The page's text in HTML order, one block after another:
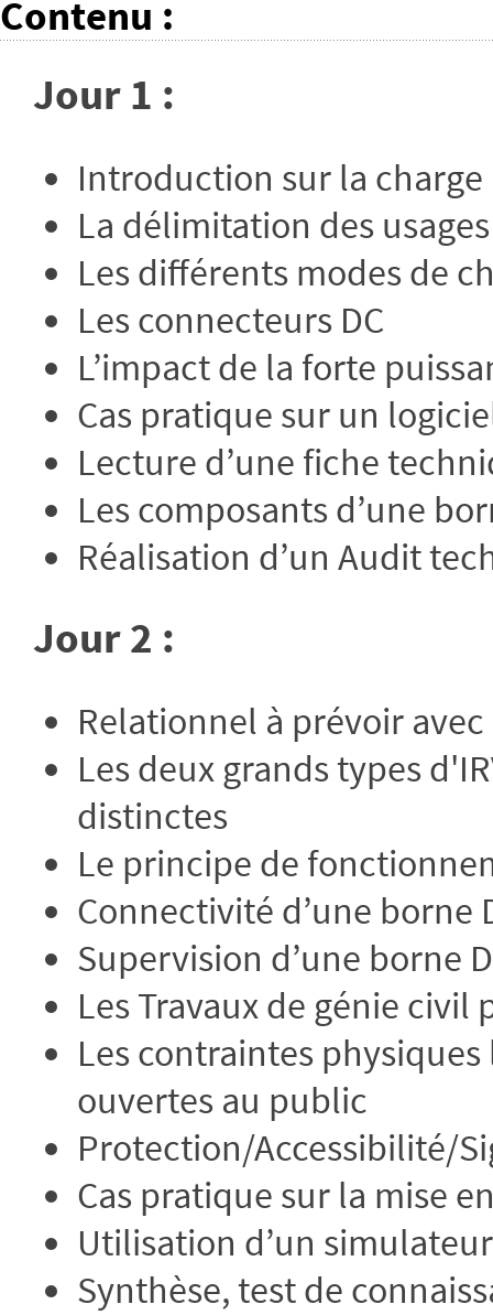
Contenu :
Jour 1 :
Introduction sur la
La délimitation des
Les différents modes de
Les connecteurs DC
L’impact de la forte
Cas pratique sur un
Lecture d’une fiche
Les composants d’une
Réalisation d’un Audit
Jour 2 :
Relationnel à prévoir
Les deux grands types
distinctes
Le principe de
Connectivité d’une borne
Supervision d’une borne
Les Travaux de génie civil
Les contraintes
ouvertes au public
Protection/Accessibilité/
Cas pratique sur la mise
Utilisation d’un
Synthèse, test de